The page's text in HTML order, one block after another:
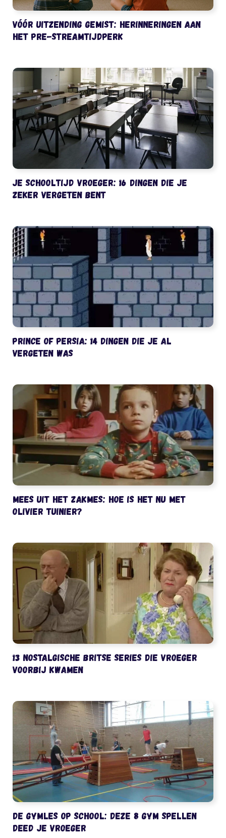
Vóór uitzending gemist: herinneringen aan
het pre-streamtijdperk
Je schooltijd vroeger: 16 dingen die je
zeker vergeten bent
Prince of Persia: 14 dingen die je al
vergeten was
Mees uit het Zakmes: hoe is het nu met
Olivier Tuinier?
13 nostalgische Britse series die vroeger
voorbij kwamen
De gymles op school: deze 8 gym spellen
deed je vroeger